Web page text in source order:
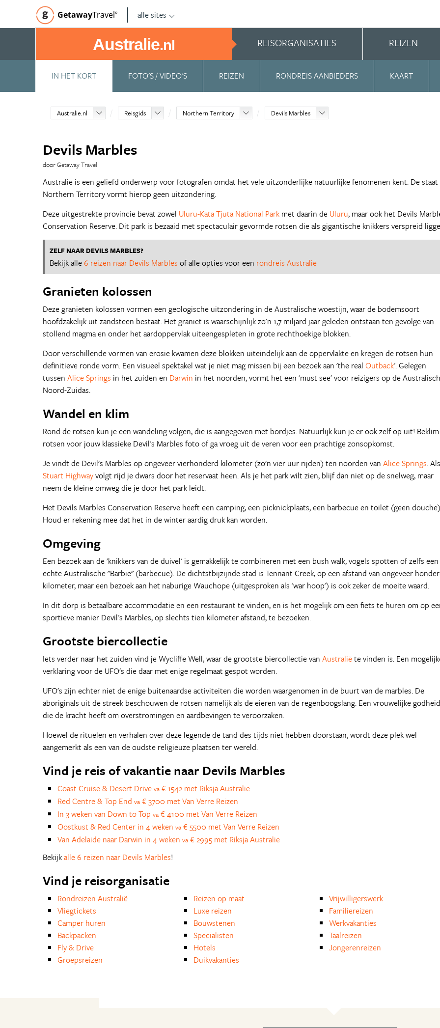
GetawayTravel© alle sites
Australie.nl REISORGANISATIES REIZEN
IN HET KORT FOTO'S / VIDEO'S REIZEN RONDREIS AANBIEDERS KAART
Australie.nl Reisgids Northern Territory Devils Marbles
Devils Marbles
door Getaway Travel
Australië is een geliefd onderwerp voor fotografen omdat het vele uitzonderlijke natuurlijke fenomenen kent. De staat
Northern Territory vormt hierop geen uitzondering.
Deze uitgestrekte provincie bevat zowel Uluru-Kata Tjuta National Park met daarin de Uluru, maar ook het Devils
Conservation Reserve. Dit park is bezaaid met spectaculair gevormde rotsen die als gigantische knikkers verspreid
ZELF NAAR DEVILS MARBLES?
Bekijk alle6 reizen naar Devils Marbles of alle opties voor een rondreis Australië
Granieten kolossen
Deze granieten kolossen vormen een geologische uitzondering in de Australische woestijn, waar de bodemsoort
hoofdzakelijk uit zandsteen bestaat. Het graniet is waarschijnlijk zo'n 1,7 miljard jaar geleden ontstaan ten gevolge van
stollend magma en onder het aardoppervlak uiteengespleten in grote rechthoekige blokken.
Door verschillende vormen van erosie kwamen deze blokken uiteindelijk aan de oppervlakte en kregen de rotsen hun
definitieve ronde vorm. Een visueel spektakel wat je niet mag missen bij een bezoek aan 'the real Outback'. Gelegen
tussen Alice Springs in het zuiden en Darwin in het noorden, vormt het een 'must see' voor reizigers op de
Noord-Zuidas.
Wandel en klim
Rond de rotsen kun je een wandeling volgen, die is aangegeven met bordjes. Natuurlijk kun je er ook zelf op uit!
rotsen voor jouw klassieke Devil's Marbles foto of ga vroeg uit de veren voor een prachtige zonsopkomst.
Je vindt de Devil's Marbles op ongeveer vierhonderd kilometer (zo'n vier uur rijden) ten noorden van Alice Springs.
Stuart Highwayvolgt rijd je dwars door het reservaat heen. Als je het park wilt zien, blijf dan niet op de snelweg, maar
neem de kleine omweg die je door het park leidt.
Het Devils Marbles Conservation Reserve heeft een camping, een picknickplaats, een barbecue en toilet (geen
Houd er rekening mee dat het in de winter aardig druk kan worden.
Omgeving
Een bezoek aan de 'knikkers van de duivel' is gemakkelijk te combineren met een bush walk, vogels spotten of zelfs een
echte Australische "Barbie" (barbecue). De dichtstbijzijnde stad is Tennant Creek, op een afstand van ongeveer
kilometer, maar een bezoek aan het naburige Wauchope (uitgesproken als 'war hoop') is ook zeker de moeite waard.
In dit dorp is betaalbare accommodatie en een restaurant te vinden, en is het mogelijk om een fiets te huren om op
sportieve manier Devil's Marbles, op slechts tien kilometer afstand, te bezoeken.
Grootste biercollectie
Iets verder naar het zuiden vind je Wycliffe Well, waar de grootste biercollectie van Australiëte vinden is. Een
verklaring voor de UFO's die daar met enige regelmaat gespot worden.
UFO's zijn echter niet de enige buitenaardse activiteiten die worden waargenomen in de buurt van de marbles. De
aboriginals uit de streek beschouwen de rotsen namelijk als de eieren van de regenboogslang. Een vrouwelijke godheid
die de kracht heeft om overstromingen en aardbevingen te veroorzaken.
Hoewel de rituelen en verhalen over deze legende de tand des tijds niet hebben doorstaan, wordt deze plek wel
aangemerkt als een van de oudste religieuze plaatsen ter wereld.
Vind je reis of vakantie naar Devils Marbles
Coast Cruise & Desert Drive va € 1542 met Riksja Australie
Red Centre & Top End va € 3700 met Van Verre Reizen
In 3 weken van Down to Top va € 4100 met Van Verre Reizen
Oostkust & Red Center in 4 weken va € 5500 met Van Verre Reizen
Van Adelaide naar Darwin in 4 weken va € 2995 met Riksja Australie
Bekijkalle 6 reizen naar Devils Marbles!
Vind je reisorganisatie
Rondreizen Australië
Vliegtickets
Camper huren
Backpacken
Fly & Drive
Groepsreizen
Reizen op maat
Luxe reizen
Bouwstenen
Specialisten
Hotels
Duikvakanties
Vrijwilligerswerk
Familiereizen
Werkvakanties
Taalreizen
Jongerenreizen